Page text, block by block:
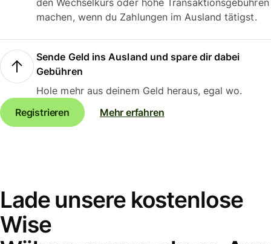
den Wechselkurs oder hohe Transaktionsgebühren
machen, wenn du Zahlungen im Ausland tätigst.
Sende Geld ins Ausland und spare dir dabei
Gebühren
Hole mehr aus deinem Geld heraus, egal wo.
Registrieren
Mehr erfahren
Lade unsere kostenlose
Wise